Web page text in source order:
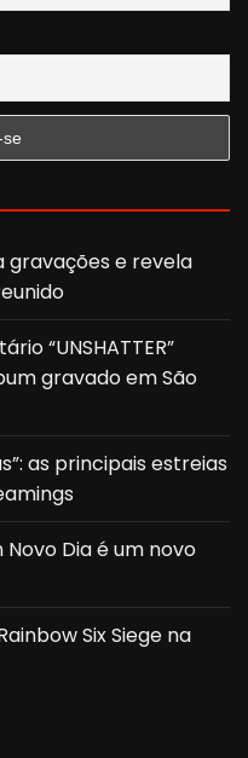
gravações e revela
“UNSHATTER”
gravado em São
as principais estreias
Dia é um novo
Six Siege na